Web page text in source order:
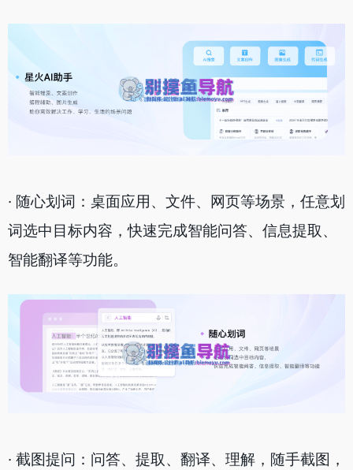
· 随心划词：桌面应用、文件、网页等场景，任意划
词选中目标内容，快速完成智能问答、信息提取、
智能翻译等功能。
· 截图提问：问答、提取、翻译、理解，随手截图，